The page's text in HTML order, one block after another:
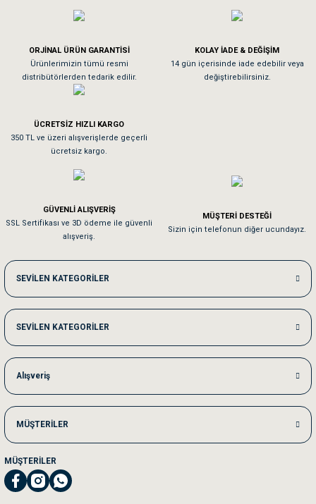
Köpeğim bayıldı hediyeler için teşekkürler
As**** Tu******
Tavşanım kafesinin kalitesine ve paketlemesine bayıldım
Sa**** On******
Kedilerim beğeniyorlar. Memnunuz. Uygun fiyatta olması iyi.
Me***** Ya******
Akşam verdiğim sipariş bir sonraki gün elime ulaştı. Jack russell köpeğim
Ka***** Ar******
Ufak bir sorun harici sorun olmadı sağolsunlar onuda hemen çözdüler
ORJİNAL ÜRÜN GARANTİSİ
Ürünlerimizin tümü resmi
distribütörlerden tedarik edilir.
KOLAY İADE & DEĞİŞİM
14 gün içerisinde iade edebilir veya
değiştirebilirsiniz.
ÜCRETSİZ HIZLI KARGO
350 TL ve üzeri alışverişlerde geçerli
ücretsiz kargo.
GÜVENLİ ALIŞVERİŞ
SSL Sertifikası ve 3D ödeme ile güvenli
alışveriş.
MÜŞTERİ DESTEĞİ
Sizin için telefonun diğer ucundayız.
SEVİLEN KATEGORİLER
SEVİLEN KATEGORİLER
Alışveriş
MÜŞTERİLER
MÜŞTERİLER